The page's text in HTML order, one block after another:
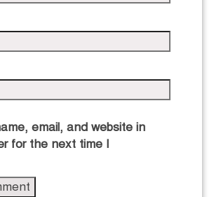
email, and website in
for the next time I